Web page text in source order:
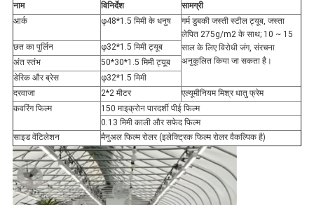
नाम विनिर्देश
सामग्री
आर्क
φ48*1.5 मिमी के धनुष
गर्म डुबकी जस्ती स्टील ट्यूब, जस्ता
लेपित 275g/m2 के साथ; 10 ~ 15
साल के लिए विरोधी जंग, संरचना
अनुकूलित किया जा सकता है।
छत का पुर्लिन
φ32*1.5 मिमी ट्यूब
अंत स्तंभ
50*30*1.5 मिमी ट्यूब
डेरिक और ब्रेस
φ32*1.5 मिमी
दरवाजा
2*2 मीटर
एल्यूमीनियम मिश्र धातु फ्रेम
कवरिंग फिल्म
150 माइक्रोन पारदर्शी पीई फिल्म
0.13 मिमी काली और सफेद फिल्म
साइड वेंटिलेशन
मैनुअल फिल्म रोलर (इलेक्ट्रिक फिल्म रोलर वैकल्पिक है)